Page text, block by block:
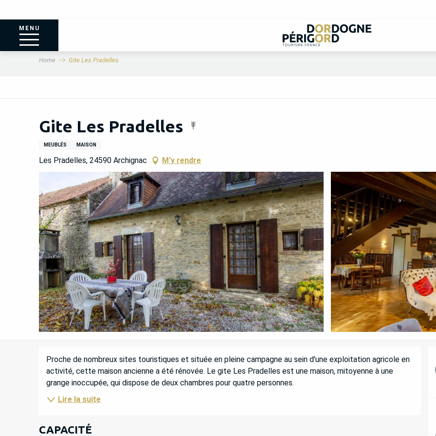
MENU
Home Gite Les Pradelles
Gite Les Pradelles
MEUBLÉS MAISON
Les Pradelles, 24590 Archignac M'y rendre
DESCRIPTION
Proche de nombreux sites touristiques et située en pleine campagne au sein d'une exploitation agricole en
activité, cette maison ancienne a été rénovée. Le gite Les Pradelles est une maison, mitoyenne à une
grange inoccupée, qui dispose de deux chambres pour quatre personnes.
Lire la suite
CAPACITÉ